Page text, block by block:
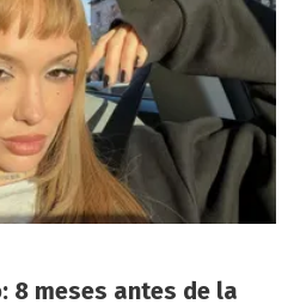
8 meses antes de la